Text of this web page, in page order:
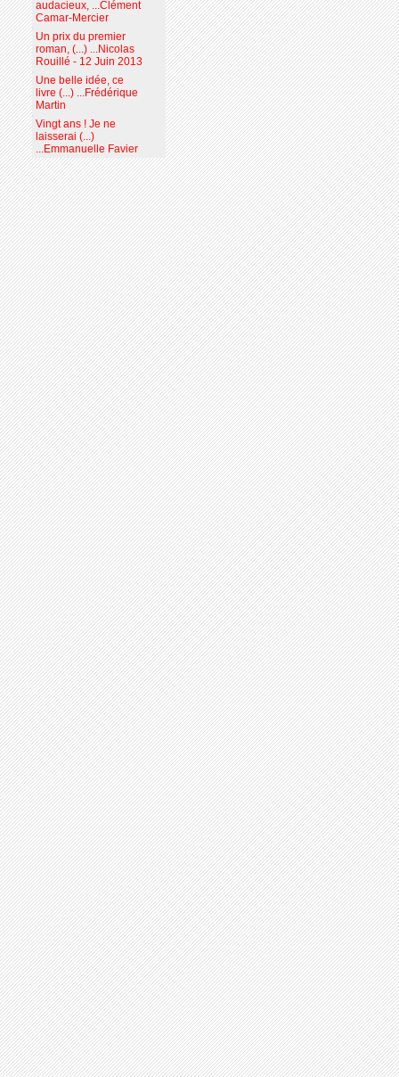
audacieux, ...Clément
Camar-Mercier
Un prix du premier
roman, (...) ...Nicolas
Rouillé - 12 Juin 2013
Une belle idée, ce
livre (...) ...Frédérique
Martin
Vingt ans ! Je ne
laisserai (...)
...Emmanuelle Favier